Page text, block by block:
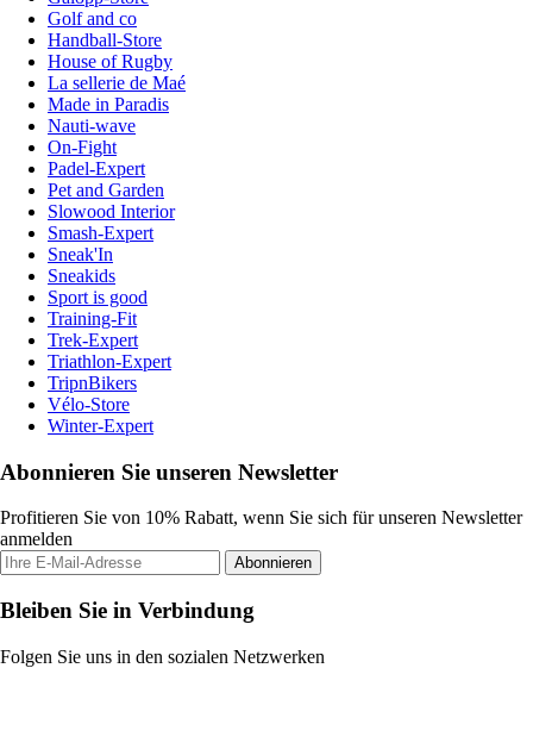
Golf and co
Handball-Store
House of Rugby
La sellerie de Maé
Made in Paradis
Nauti-wave
On-Fight
Padel-Expert
Pet and Garden
Slowood Interior
Smash-Expert
Sneak'In
Sneakids
Sport is good
Training-Fit
Trek-Expert
Triathlon-Expert
TripnBikers
Vélo-Store
Winter-Expert
Abonnieren Sie unseren Newsletter
Profitieren Sie von 10% Rabatt, wenn Sie sich für unseren Newsletter
anmelden
Abonnieren
Bleiben Sie in Verbindung
Folgen Sie uns in den sozialen Netzwerken